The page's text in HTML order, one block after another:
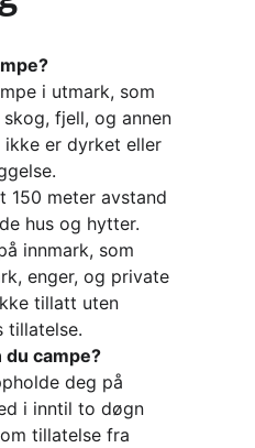
i utmark, som
fjell, og annen
ikke er dyrket eller
150 meter avstand
hus og hytter.
innmark, som
enger, og private
tillatt uten
tillatelse.
du campe?
deg på
i inntil to døgn
tillatelse fra